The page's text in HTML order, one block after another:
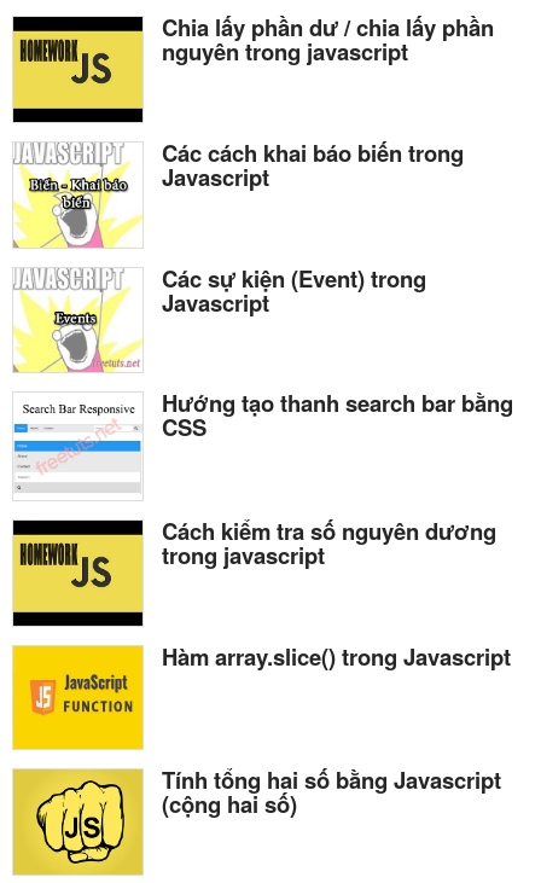
Chia lấy phần dư / chia lấy phần
nguyên trong javascript
Các cách khai báo biến trong
Javascript
Các sự kiện (Event) trong
Javascript
Hướng tạo thanh search bar bằng
CSS
Cách kiểm tra số nguyên dương
trong javascript
Hàm array.slice() trong Javascript
Tính tổng hai số bằng Javascript
(cộng hai số)